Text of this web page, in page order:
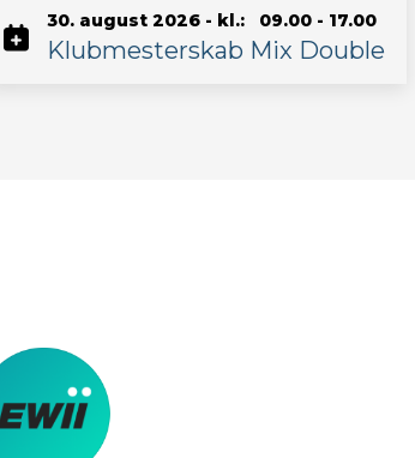
30. august 2026 - kl.: 09.00 - 17.00
Klubmesterskab Mix Double